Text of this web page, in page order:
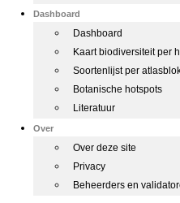
Dashboard
Dashboard
Kaart biodiversiteit per
Soortenlijst per
Botanische hotspots
Literatuur
Over
Over deze site
Privacy
Beheerders en